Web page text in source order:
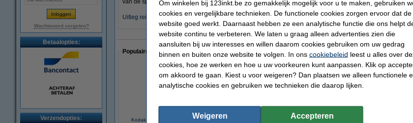
Wachtwoord vergeten?
Betaalopties:
Verzendopties:
van de spuitkanaaltjes in de printkop en zorgt in veel gevallen direct voor een zichtbare verbetering van de
Uitleg reinigingscartridge
Populaire artikelen van klanten die dit artikel ook besteld hebben
Kodak 30XL inktcartridge zwart hoge
Combinatie aanbieding: Kodak 30XL zwart
Kodak 30XL reinigingscartridge zwart
Om winkelen bij 123inkt.be zo gemakkelijk mogelijk voor u te maken, gebruiken
cookies en vergelijkbare technieken. De functionele cookies zorgen ervoor dat de
website goed werkt. Daarnaast hebben ze een analytische functie die ons helpt
website continu te verbeteren. We laten u graag alleen advertenties zien die
aansluiten bij uw interesses en willen daarom cookies gebruiken om uw gedrag
binnen en buiten onze website te volgen. In ons cookiebeleid leest u alles over
cookies, hoe ze werken en hoe u uw voorkeuren kunt aanpassen. Klik op
om akkoord te gaan. Kiest u voor weigeren? Dan plaatsen we alleen functionele
analytische cookies en gebruiken we technieken die daarop lijken.
Weigeren Accepteren